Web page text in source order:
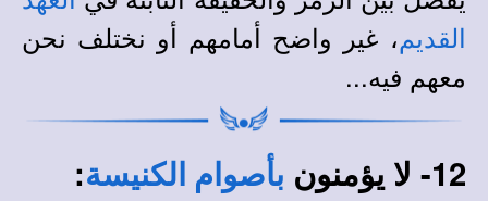
القديم، غير واضح أمامهم أو نختلف نحن
معهم فيه...
12- لا يؤمنون بأصوام الكنيسة: